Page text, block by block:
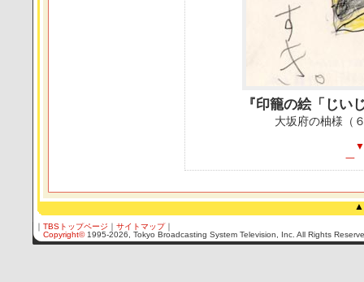
『印籠の絵「じい
大坂府の柚様（
▼
一
▲
｜ TBSトップページ ｜ サイトマップ｜
Copyright© 1995-2026, Tokyo Broadcasting System Television, Inc. All Rights